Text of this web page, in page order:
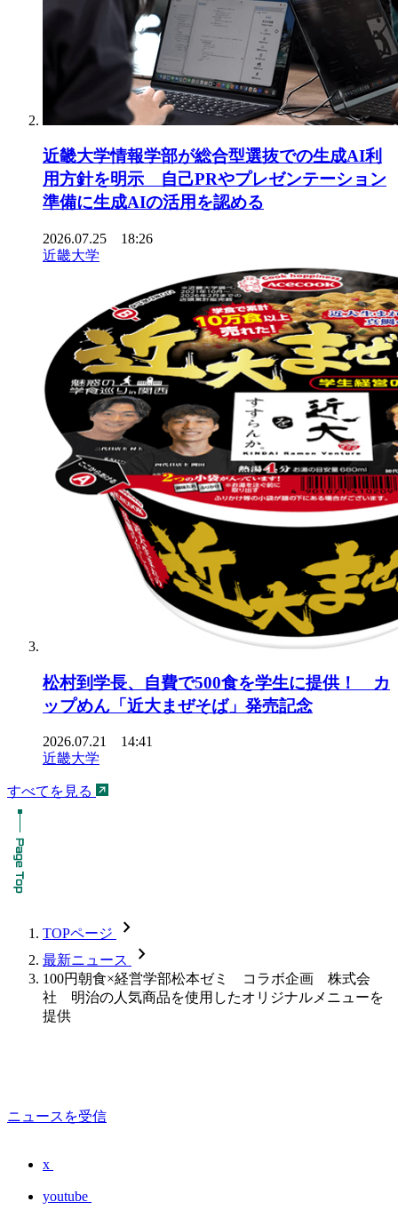
近畿大学情報学部が総合型選抜での生成AI利
用方針を明示 自己PRやプレゼンテーション
準備に生成AIの活用を認める
2026.07.25 18:26
近畿大学
松村到学長、自費で500食を学生に提供！ カ
ップめん「近大まぜそば」発売記念
2026.07.21 14:41
近畿大学
すべてを見る
TOPページ chevron_forward
最新ニュース chevron_forward
100円朝食×経営学部松本ゼミ コラボ企画 株式会
社 明治の人気商品を使用したオリジナルメニューを
提供
ニュースを受信
x
youtube